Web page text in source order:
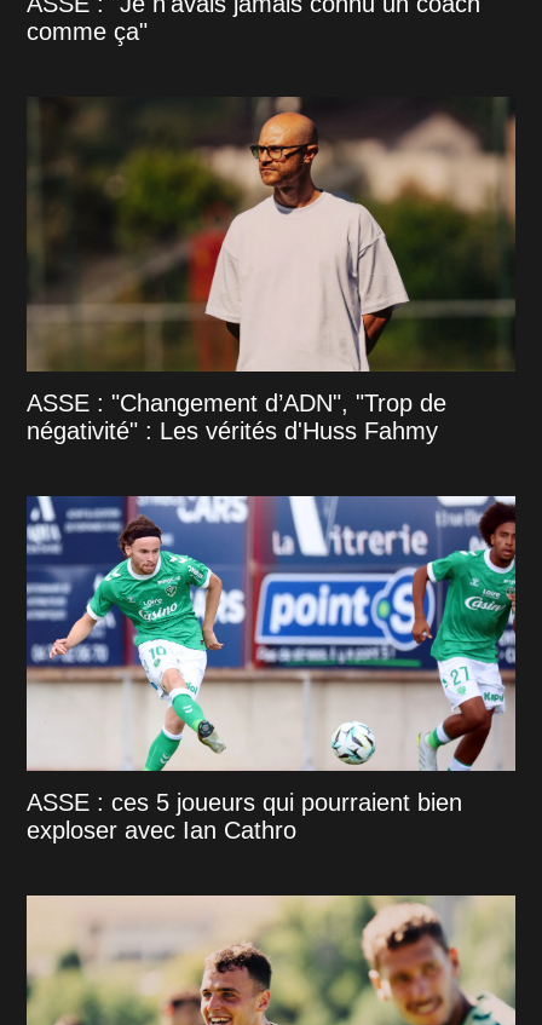
comme ça"
ASSE : "Changement d’ADN", "Trop de
négativité" : Les vérités d'Huss Fahmy
ASSE : ces 5 joueurs qui pourraient bien
exploser avec Ian Cathro